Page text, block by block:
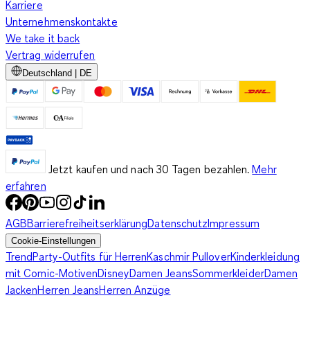
Karriere
Unternehmenskontakte
We take it back
Vertrag widerrufen
Deutschland | DE
Jetzt kaufen und nach 30 Tagen bezahlen. Mehr
erfahren
AGBBarrierefreiheitserklärungDatenschutzImpressum
Cookie-Einstellungen
TrendParty-Outfits für HerrenKaschmir PulloverKinderkleidung
mit Comic-MotivenDisneyDamen JeansSommerkleiderDamen
JackenHerren JeansHerren Anzüge